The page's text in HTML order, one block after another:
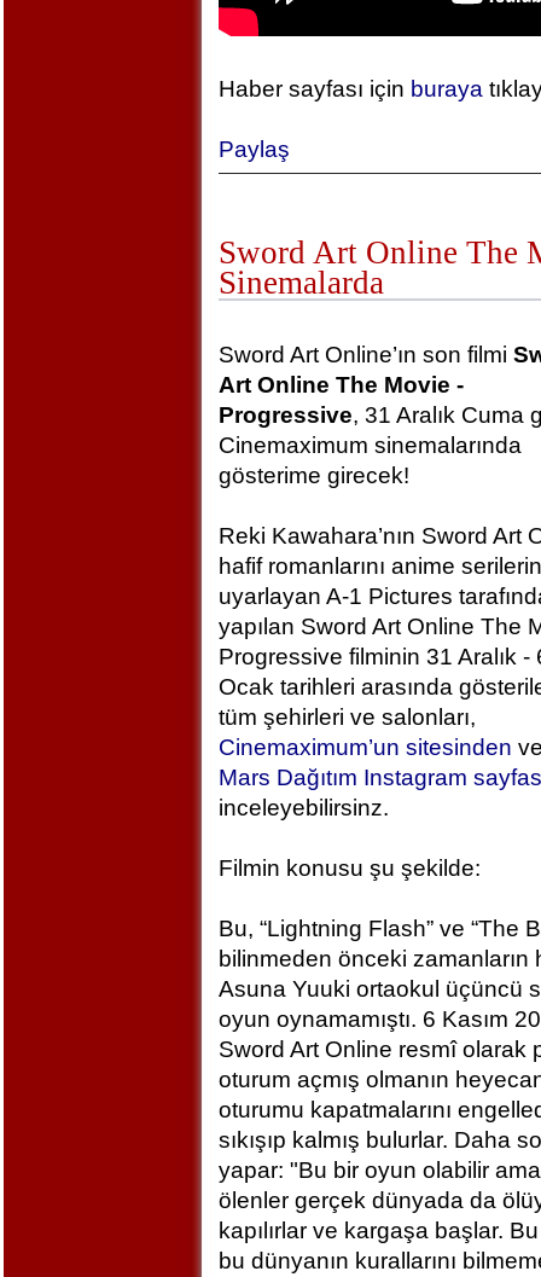
Haber sayfası için buraya
Paylaş
Sword Art Online The
Sinemalarda
Sword Art Online’ın son filmi
Art Online The Movie -
Progressive, 31 Aralık Cuma
Cinemaximum sinemalarında
gösterime girecek!
Reki Kawahara’nın Sword Art
hafif romanlarını anime
uyarlayan A-1 Pictures
yapılan Sword Art Online The
Progressive filminin 31 Aralık -
Ocak tarihleri arasında
tüm şehirleri ve salonları,
Cinemaximum’un sitesinden
Mars Dağıtım Instagram
inceleyebilirsinz.
Filmin konusu şu şekilde:
Bu, “Lightning Flash” ve “The
bilinmeden önceki zamanların
Asuna Yuuki ortaokul üçüncü
oyun oynamamıştı. 6 Kasım
Sword Art Online resmî olarak
oturum açmış olmanın
oturumu kapatmalarını
sıkışıp kalmış bulurlar. Daha
yapar: "Bu bir oyun olabilir
ölenler gerçek dünyada da
kapılırlar ve kargaşa başlar.
bu dünyanın kurallarını